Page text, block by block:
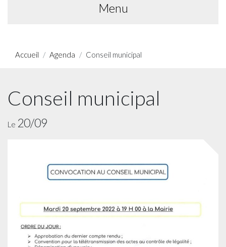
Menu
Accueil Agenda Conseil municipal
Conseil municipal
Le 20/09